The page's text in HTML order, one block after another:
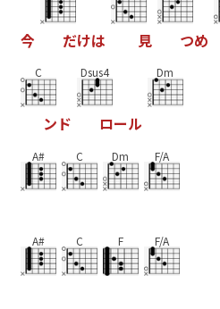
今 だけは 見 つめ
C
ン ド
Dsus4
ロール
Dm
A# C Dm F/A
A# C F F/A